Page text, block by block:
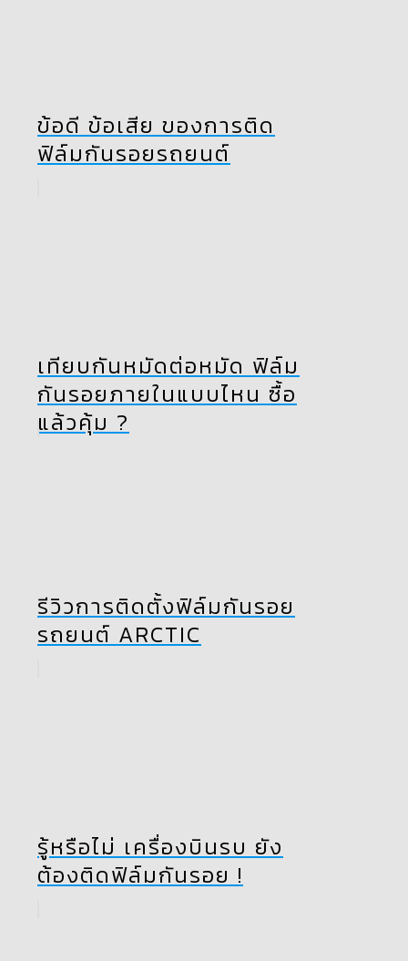
ข้อดี ข้อเสีย ของการติด
ฟิล์มกันรอยรถยนต์
เทียบกันหมัดต่อหมัด ฟิล์ม
กันรอยภายในแบบไหน ซื้อ
แล้วคุ้ม ?
รีวิวการติดตั้งฟิล์มกันรอย
รถยนต์ ARCTIC
รู้หรือไม่ เครื่องบินรบ ยัง
ต้องติดฟิล์มกันรอย !